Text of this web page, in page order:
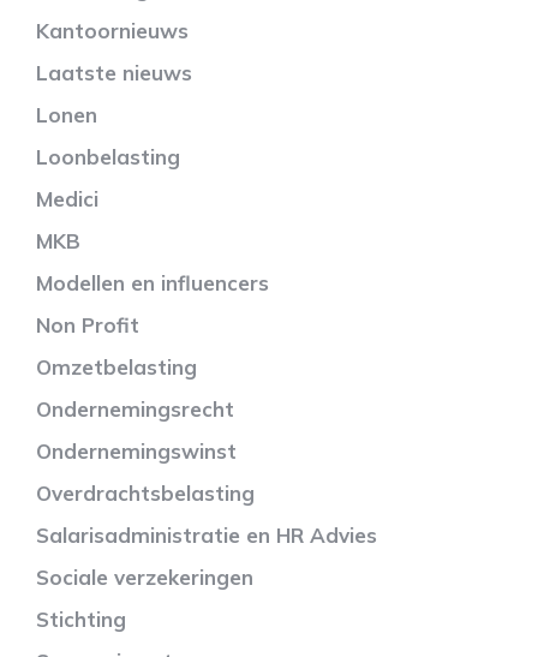
Kantoornieuws
Laatste nieuws
Lonen
Loonbelasting
Medici
MKB
Modellen en influencers
Non Profit
Omzetbelasting
Ondernemingsrecht
Ondernemingswinst
Overdrachtsbelasting
Salarisadministratie en HR Advies
Sociale verzekeringen
Stichting